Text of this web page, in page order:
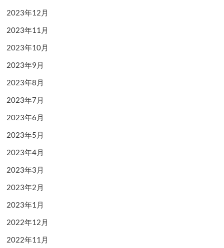
2023年12月
2023年11月
2023年10月
2023年9月
2023年8月
2023年7月
2023年6月
2023年5月
2023年4月
2023年3月
2023年2月
2023年1月
2022年12月
2022年11月